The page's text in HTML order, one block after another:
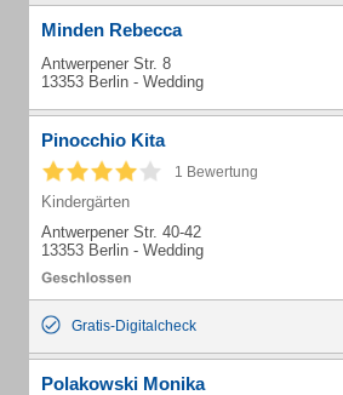
Minden Rebecca
Antwerpener Str. 8
13353 Berlin - Wedding
Pinocchio Kita
1 Bewertung
Kindergärten
Antwerpener Str. 40-42
13353 Berlin - Wedding
Gratis-Digitalcheck
Polakowski Monika